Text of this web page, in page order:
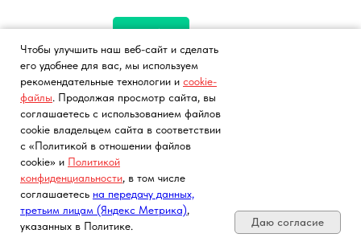
Подробнее
Плодовые деревья
Яблоня
Малина
Чтобы улучшить наш веб-сайт и сделать
его удобнее для вас, мы используем
рекомендательные технологии и cookie-
файлы. Продолжая просмотр сайта, вы
соглашаетесь с использованием файлов
cookie владельцем сайта в соответствии
с «Политикой в отношении файлов
cookie» и Политикой
конфиденциальности, в том числе
соглашаетесь на передачу данных,
третьим лицам (Яндекс Метрика),
указанных в Политике.
Даю согласие